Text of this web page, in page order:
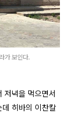
가 보인다.
저녁을 먹으면서
히바의 이찬칼